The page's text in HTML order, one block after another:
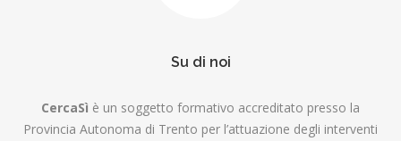
Su di noi
CercaSì è un soggetto formativo accreditato presso la
Provincia Autonoma di Trento per l’attuazione degli interventi